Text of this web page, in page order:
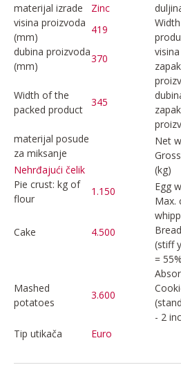
materijal izrade
Zinc
visina proizvoda
(mm)
419
dubina proizvoda
(mm)
370
visina
Width of the
packed product
345
materijal posude
za miksanje
Nehrđajući čelik
Net
(kg)
Pie crust: kg of
flour
1.150 Egg
Max.
Cake
4.500
(stiff
= 55%
Mashed
potatoes
3.600
- 2
Tip utikača Euro